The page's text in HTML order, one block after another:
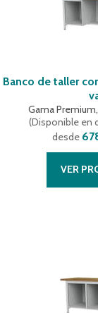
Banco de taller
Gama
(Disponible en
desde
VER